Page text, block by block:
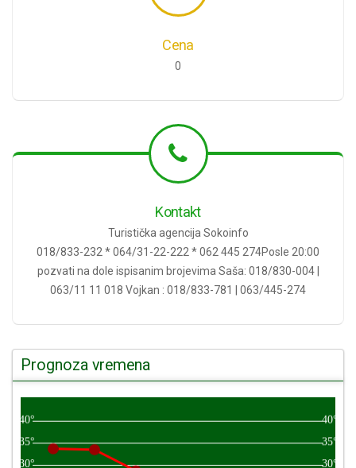
Cena
0
Kontakt
Turistička agencija Sokoinfo
018/833-232 * 064/31-22-222 * 062 445 274Posle 20:00
pozvati na dole ispisanim brojevima Saša: 018/830-004 |
063/11 11 018 Vojkan : 018/833-781 | 063/445-274
Prognoza vremena